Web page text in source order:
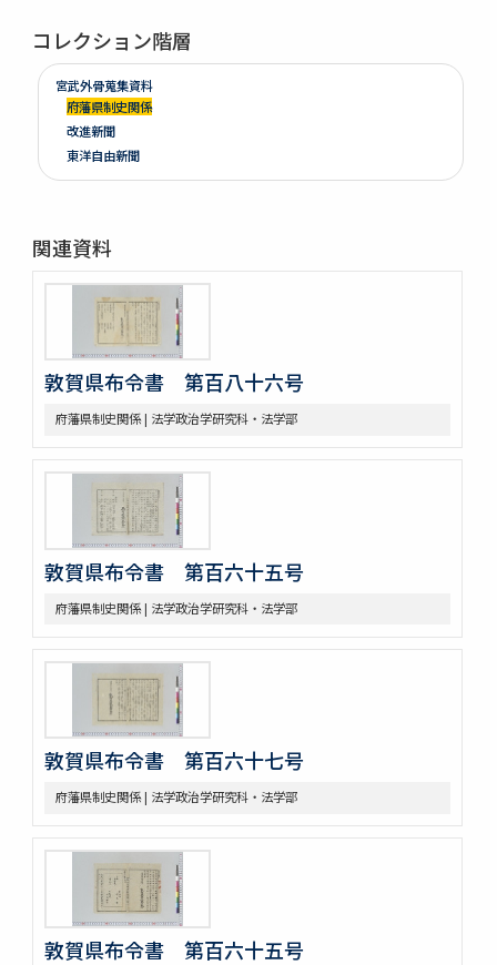
コレクション階層
宮武外骨蒐集資料
府藩県制史関係
改進新聞
東洋自由新聞
関連資料
敦賀県布令書 第百八十六号
府藩県制史関係 | 法学政治学研究科・法学部
敦賀県布令書 第百六十五号
府藩県制史関係 | 法学政治学研究科・法学部
敦賀県布令書 第百六十七号
府藩県制史関係 | 法学政治学研究科・法学部
敦賀県布令書 第百六十五号